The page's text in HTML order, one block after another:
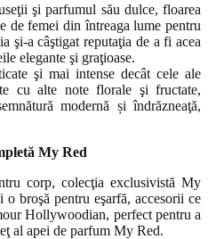
şi parfumul său dulce, floarea
de femei din întreaga lume pentru
şi-a câştigat reputaţia de a fi acea
elegante şi graţioase.
şi mai intense decât cele ale
cu alte note florale şi fructate,
modernă și îndrăzneaţă,
My Red
corp, colecţia exclusivistă My
broşă pentru eşarfă, accesorii ce
Hollywoodian, perfect pentru a
al apei de parfum My Red.